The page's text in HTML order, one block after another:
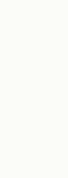
Autres